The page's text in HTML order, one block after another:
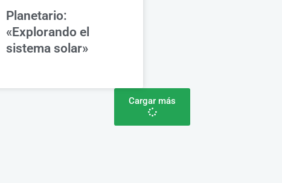
Planetario:
«Explorando el
sistema solar»
Cargar más